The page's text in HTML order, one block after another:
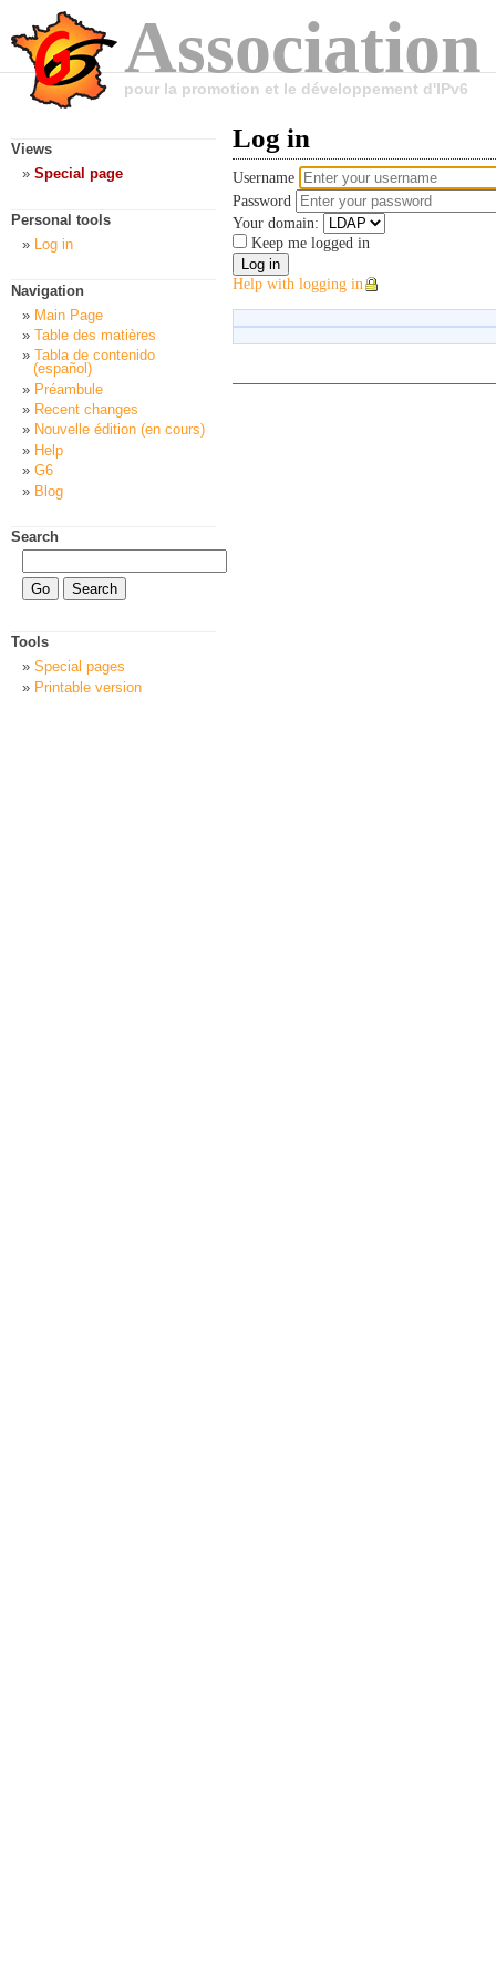
pour la promotion et le développement d'IPv6
Log in
Username
Password
Your domain:
Keep me logged in
Help with logging in
Views
Special page
Personal tools
Log in
Navigation
Main Page
Table des matières
Tabla de contenido
(español)
Préambule
Recent changes
Nouvelle édition (en cours)
Help
G6
Blog
Search
Tools
Special pages
Printable version